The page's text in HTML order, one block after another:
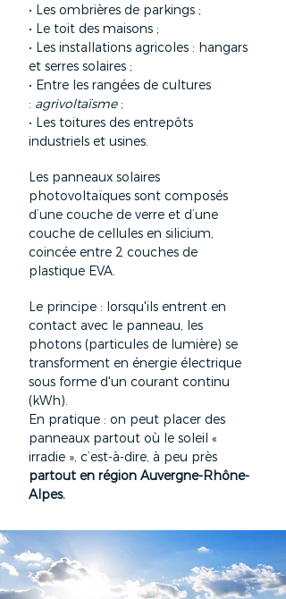
• Les ombrières de parkings ;
• Le toit des maisons ;
• Les installations agricoles : hangars
et serres solaires ;
• Entre les rangées de cultures
: agrivoltaïsme;
• Les toitures des entrepôts
industriels et usines.
Les panneaux solaires
photovoltaïques sont composés
d’une couche de verre et d’une
couche de cellules en silicium,
coincée entre 2 couches de
plastique EVA.
Le principe : lorsqu'ils entrent en
contact avec le panneau, les
photons (particules de lumière) se
transforment en énergie électrique
sous forme d'un courant continu
(kWh).
En pratique : on peut placer des
panneaux partout où le soleil «
irradie », c’est-à-dire, à peu près
partout en région Auvergne-Rhône-
Alpes.